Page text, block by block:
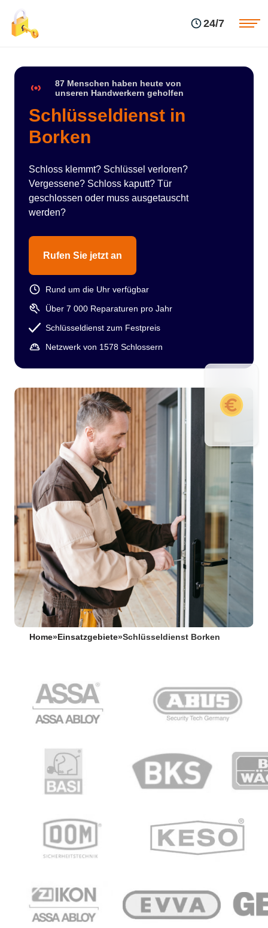
24/7
87 Menschen haben heute von
unseren Handwerkern geholfen
Schlüsseldienst in
Borken
Schloss klemmt? Schlüssel verloren?
Vergessene? Schloss kaputt? Tür
geschlossen oder muss ausgetauscht
werden?
Rufen Sie jetzt an
Rund um die Uhr verfügbar
Über 7 000 Reparaturen pro Jahr
Schlüsseldienst zum Festpreis
Netzwerk von 1578 Schlossern
Home» Einsatzgebiete»Schlüsseldienst Borken